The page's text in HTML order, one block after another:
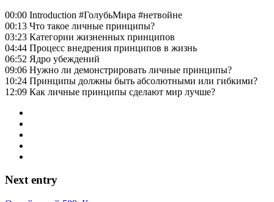
00:00 Introduction #ГолубьМира #нетвойне
00:13 Что такое личные принципы?
03:23 Категории жизненных принципов
04:44 Процесс внедрения принципов в жизнь
06:52 Ядро убеждений
09:06 Нужно ли демонстрировать личные принципы?
10:24 Принципы должны быть абсолютными или гибкими?
12:09 Как личные принципы сделают мир лучше?
Next entry